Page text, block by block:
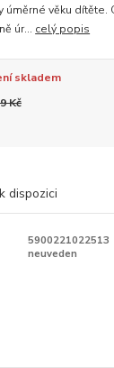
úměrné věku
úr... celý popis
skladem
Kč
dispozici
5900221022513
neuveden